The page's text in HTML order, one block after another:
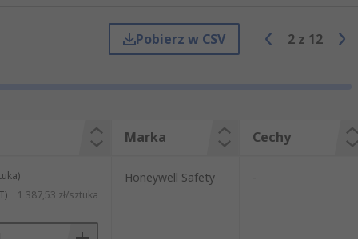
które umożliwiają prawidłowe i
widoczne, a także dodatkowe
Uprząż bezpieczeństwa jest ważna
przed upadkiem, zapewniając
ciała, dlatego konieczne jest
okrycie i są dobrze widoczne.
Pobierz w CSV 2 z 12
Marka Cechy
1 387,53 zł/sztuka
Honeywell Safety -